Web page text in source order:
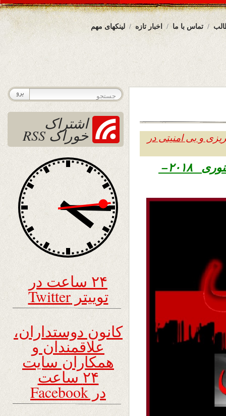
لینکهای مهم اخبار تازه تماس با ما
و بی امنیتی در
۱۳۹۶ – ۲۷ جنوری ۲۰۱۸–
اشتراک
خوراک RSS
۲۴ ساعت در
توییتر Twitter
کانون دوستداران،
علاقمندان و
همکاران سایت
۲۴ ساعت
در Facebook